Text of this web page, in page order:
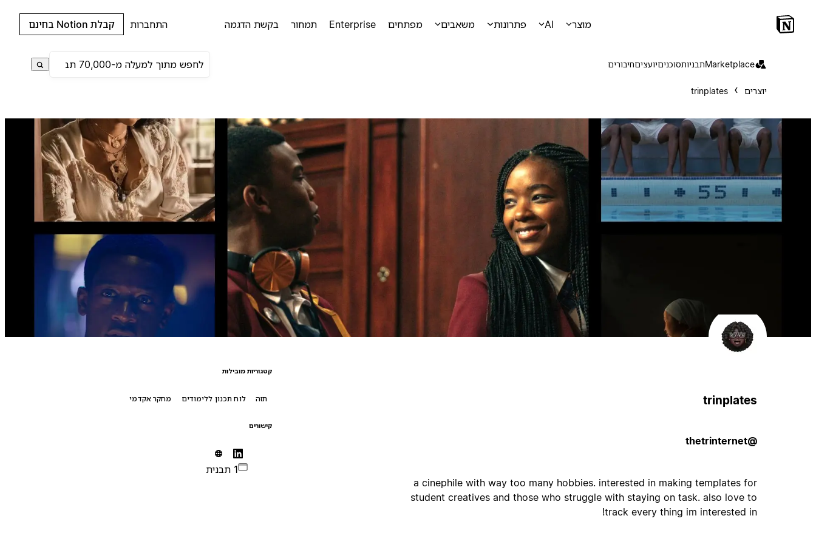
מוצר AI פתרונות משאבים מפתחים Enterprise תמחור בקשת הדגמה התחברות קבלת Notion בחינם
Marketplaceתבניותסוכניםיועציםחיבורים
יוצרים trinplates
trinplates
@thetrinternet
a cinephile with way too many hobbies. interested in making templates for
student creatives and those who struggle with staying on task. also love to
track every thing im interested in!
קטגוריות מובילות
תזה לוח תכנון ללימודים מחקר אקדמי
קישורים
1 תבנית